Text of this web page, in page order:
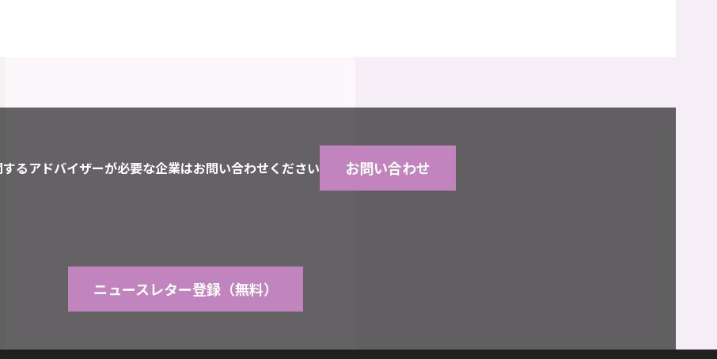
るアドバイザーが必要な企業はお問い合わせください お問い合わせ
ニュースレター登録（無料）